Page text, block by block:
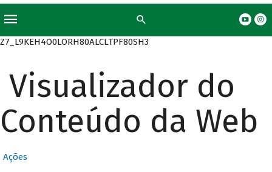
Z7_L9KEH4O0LORH80ALCLTPF80SH3
Visualizador do
Conteúdo da Web
Ações